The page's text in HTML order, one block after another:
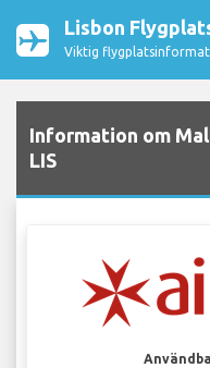
Lisbon
Viktig
Information om
LIS